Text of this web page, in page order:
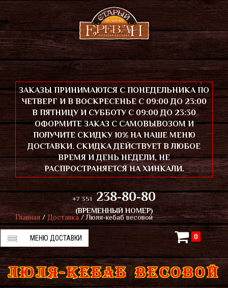
ЗАКАЗЫ ПРИНИМАЮТСЯ С ПОНЕДЕЛЬНИКА ПО
ЧЕТВЕРГ И В ВОСКРЕСЕНЬЕ С 09:00 ДО 23:00
В ПЯТНИЦУ И СУББОТУ С 09:00 ДО 23:30
ОФОРМИТЕ ЗАКАЗ С САМОВЫВОЗОМ И
ПОЛУЧИТЕ СКИДКУ 10% НА НАШЕ МЕНЮ
ДОСТАВКИ. СКИДКА ДЕЙСТВУЕТ В ЛЮБОЕ
ВРЕМЯ И ДЕНЬ НЕДЕЛИ, НЕ
РАСПРОСТРАНЯЕТСЯ НА ХИНКАЛИ.
+7 351 238-80-80
(ВРЕМЕННЫЙ НОМЕР)
Главная /Доставка /Люля-кебаб весовой
МЕНЮ ДОСТАВКИ 0
ЛЮЛЯ-КЕБАБ ВЕСОВОЙ